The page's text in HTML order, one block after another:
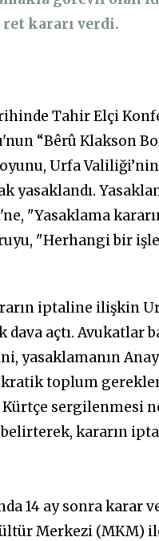
kararı verdi.
Tahir Elçi
“Bêrû Klakson
Urfa
yasaklandı.
"Yasaklama
"Herhangi bir
iptaline ilişkin
açtı. Avukatlar
toplum
sergilenmesi
kararın
14 ay sonra karar
Merkezi (MKM)